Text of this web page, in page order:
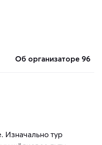
об организаторе 96
тур